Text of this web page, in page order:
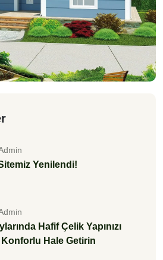
Yenilendi!
Hafif Çelik Yapınızı
Konforlu Hale Getirin